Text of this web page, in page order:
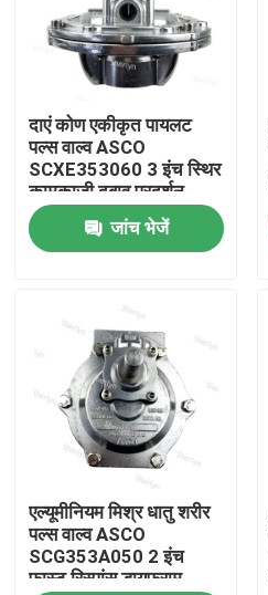
वीडियो
कारखाने का दौरा
दाएं कोण एकीकृत पायलट
पल्स वाल्व ASCO
SCXE353060 3 इंच स्थिर
कामकाजी दबाव प्रदर्शन
जांच भेजें
एल्यूमीनियम मिश्र धातु शरीर
पल्स वाल्व ASCO
SCG353A050 2 इंच
फास्ट रिस्पांस डायफ्राम